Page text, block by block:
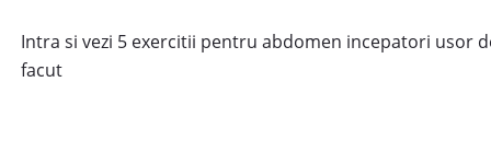
Intra si vezi 5 exercitii pentru abdomen incepatori usor
facut